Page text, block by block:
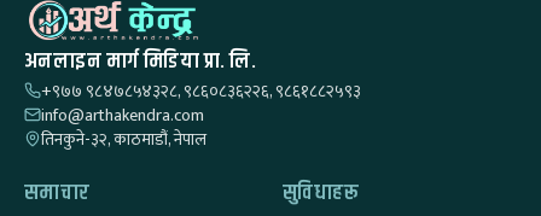
अनलाइन मार्ग मिडिया प्रा. लि.
+९७७ ९८४७८५४३२८, ९८६०८३६२२६, ९८६१८८२५९३
info@arthakendra.com
तिनकुने-३२, काठमाडौं, नेपाल
समाचार सुविधाहरू